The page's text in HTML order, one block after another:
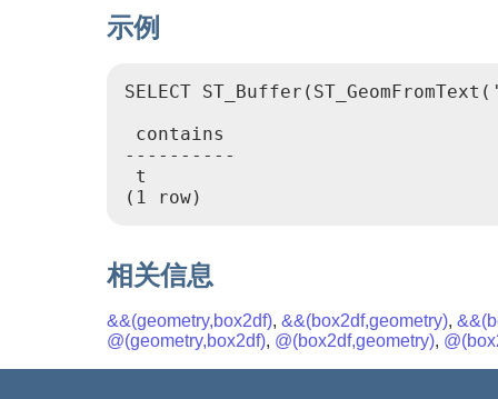
示例
SELECT
contains
----------
t
(1 row)
相关信息
&&(geometry,box2df), &&(box2df,geometry),
@(geometry,box2df), @(box2df,geometry),